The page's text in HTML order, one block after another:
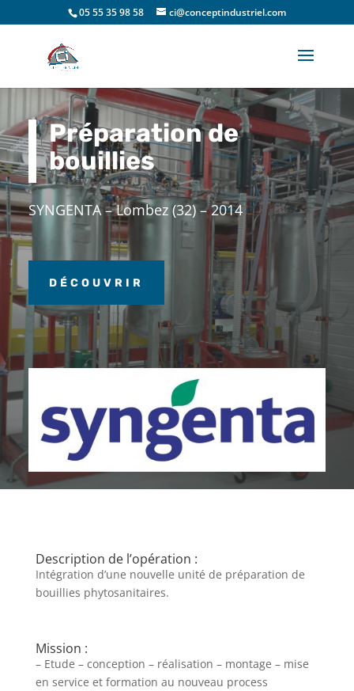
05 55 35 98 58 ci@conceptindustriel.com
Préparation de
bouillies
SYNGENTA – Lombez (32) – 2014
DÉCOUVRIR
Description de l’opération :
Intégration d’une nouvelle unité de préparation de
bouillies phytosanitaires.
Mission :
– Etude – conception – réalisation – montage – mise
en service et formation au nouveau process